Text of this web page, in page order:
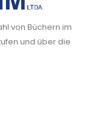
von Büchern im
und über die